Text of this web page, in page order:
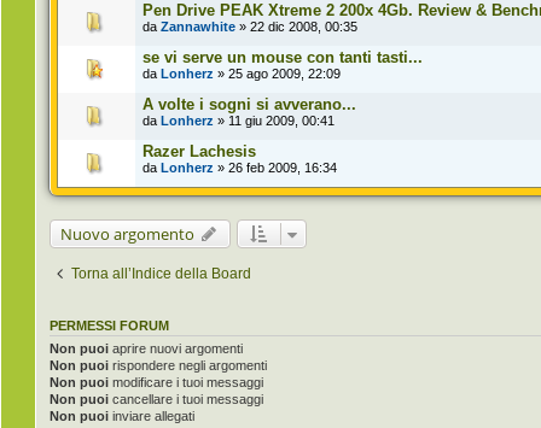
Pen Drive PEAK Xtreme 2 200x 4Gb. Review &
da Zannawhite » 22 dic 2008, 00:35
se vi serve un mouse con tanti tasti...
da Lonherz » 25 ago 2009, 22:09
A volte i sogni si avverano...
da Lonherz » 11 giu 2009, 00:41
Razer Lachesis
da Lonherz » 26 feb 2009, 16:34
Nuovo argomento
Torna all’Indice della Board
PERMESSI FORUM
Non puoi aprire nuovi argomenti
Non puoi rispondere negli argomenti
Non puoi modificare i tuoi messaggi
Non puoi cancellare i tuoi messaggi
Non puoi inviare allegati